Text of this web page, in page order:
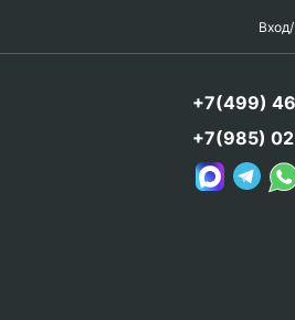
Вход/
+7(499)
+7(985)